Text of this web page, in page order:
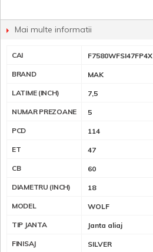
Mai multe informatii
CAI F7580WFSI47FP4X
BRAND MAK
LATIME (INCH) 7,5
NUMAR PREZOANE 5
PCD 114
ET 47
CB 60
DIAMETRU (INCH) 18
MODEL WOLF
TIP JANTA Janta aliaj
FINISAJ SILVER